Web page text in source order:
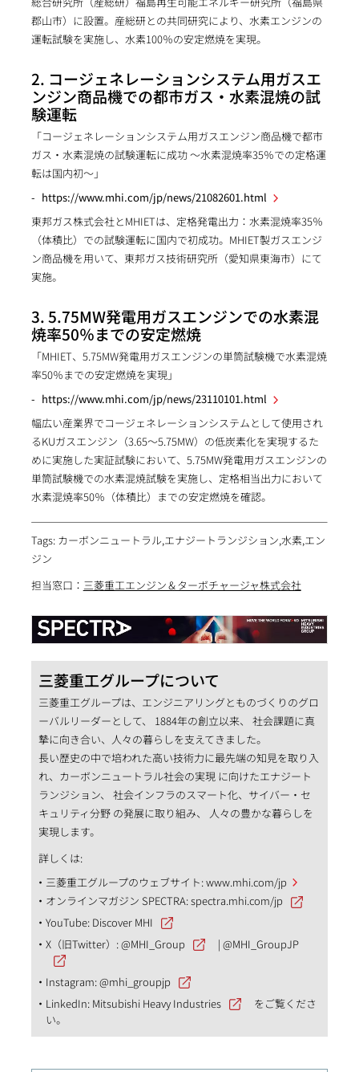
郡山市）に設置。産総研との共同研究により、水素エンジンの
運転試験を実施し、水素100％の安定燃焼を実現。
2. コージェネレーションシステム用ガスエ
ンジン商品機での都市ガス・水素混焼の試
験運転
「コージェネレーションシステム用ガスエンジン商品機で都市
ガス・水素混焼の試験運転に成功 ～水素混焼率35％での定格運
転は国内初～」
https://www.mhi.com/jp/news/21082601.html
東邦ガス株式会社とMHIETは、定格発電出力：水素混焼率35％
（体積比）での試験運転に国内で初成功。MHIET製ガスエンジ
ン商品機を用いて、東邦ガス技術研究所（愛知県東海市）にて
実施。
3. 5.75MW発電用ガスエンジンでの水素混
焼率50％までの安定燃焼
「MHIET、5.75MW発電用ガスエンジンの単筒試験機で水素混焼
率50％までの安定燃焼を実現」
https://www.mhi.com/jp/news/23110101.html
幅広い産業界でコージェネレーションシステムとして使用され
るKUガスエンジン（3.65～5.75MW）の低炭素化を実現するた
めに実施した実証試験において、5.75MW発電用ガスエンジンの
単筒試験機での水素混焼試験を実施し、定格相当出力において
水素混焼率50％（体積比）までの安定燃焼を確認。
Tags: カーボンニュートラル,エナジートランジション,水素,エン
ジン
担当窓口： 三菱重工エンジン＆ターボチャージャ株式会社
三菱重工グループについて
三菱重工グループは、エンジニアリングとものづくりのグロ
ーバルリーダーとして、 1884年の創立以来、 社会課題に真
摯に向き合い、人々の暮らしを支えてきました。
長い歴史の中で培われた高い技術力に最先端の知見を取り入
れ、カーボンニュートラル社会の実現 に向けたエナジート
ランジション、 社会インフラのスマート化、サイバー・セ
キュリティ分野 の発展に取り組み、 人々の豊かな暮らしを
実現します。
詳しくは:
三菱重工グループのウェブサイト:www.mhi.com/jp
オンラインマガジン SPECTRA:spectra.mhi.com/jp
YouTube: Discover MHI
X（旧Twitter）:@MHI_Group |@MHI_GroupJP
Instagram:@mhi_groupjp
LinkedIn: Mitsubishi Heavy Industries
をご覧くださ
い。